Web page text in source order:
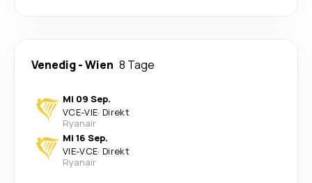
Venedig-Wien 8 Tage
Mi 09 Sep.
VCE-VIE· Direkt
Ryanair
Mi 16 Sep.
VIE-VCE· Direkt
Ryanair